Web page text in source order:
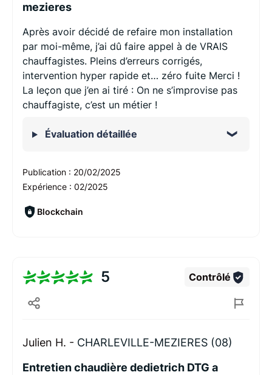
mezieres
Après avoir décidé de refaire mon installation
par moi-même, j’ai dû faire appel à de VRAIS
chauffagistes. Pleins d’erreurs corrigés,
intervention hyper rapide et… zéro fuite Merci !
La leçon que j’en ai tiré : On ne s’improvise pas
chauffagiste, c’est un métier !
Évaluation détaillée
Publication : 20/02/2025
Expérience : 02/2025
Blockchain
5 Contrôlé
Julien H. - CHARLEVILLE-MEZIERES (08)
Entretien chaudière dedietrich DTG a